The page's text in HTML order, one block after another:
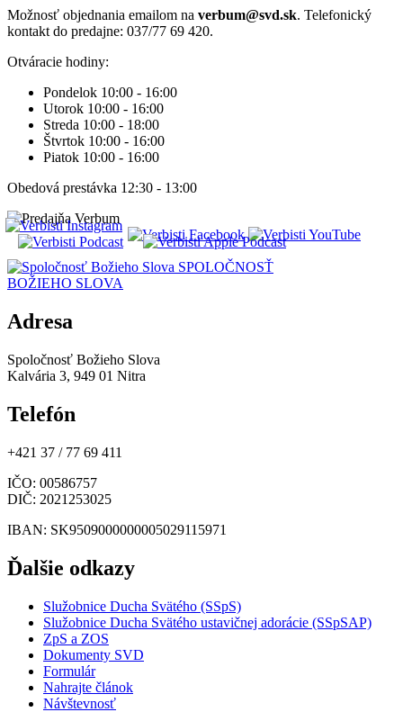
Možnosť objednania emailom na verbum@svd.sk. Telefonický
kontakt do predajne: 037/77 69 420.
Otváracie hodiny:
Pondelok 10:00 - 16:00
Utorok 10:00 - 16:00
Streda 10:00 - 18:00
Štvrtok 10:00 - 16:00
Piatok 10:00 - 16:00
Obedová prestávka 12:30 - 13:00
SPOLOČNOSŤ
BOŽIEHO SLOVA
Adresa
Spoločnosť Božieho Slova
Kalvária 3, 949 01 Nitra
Telefón
+421 37 / 77 69 411
IČO: 00586757
DIČ: 2021253025
IBAN: SK9509000000005029115971
Ďalšie odkazy
Služobnice Ducha Svätého (SSpS)
Služobnice Ducha Svätého ustavičnej adorácie (SSpSAP)
ZpS a ZOS
Dokumenty SVD
Formulár
Nahrajte článok
Návštevnosť